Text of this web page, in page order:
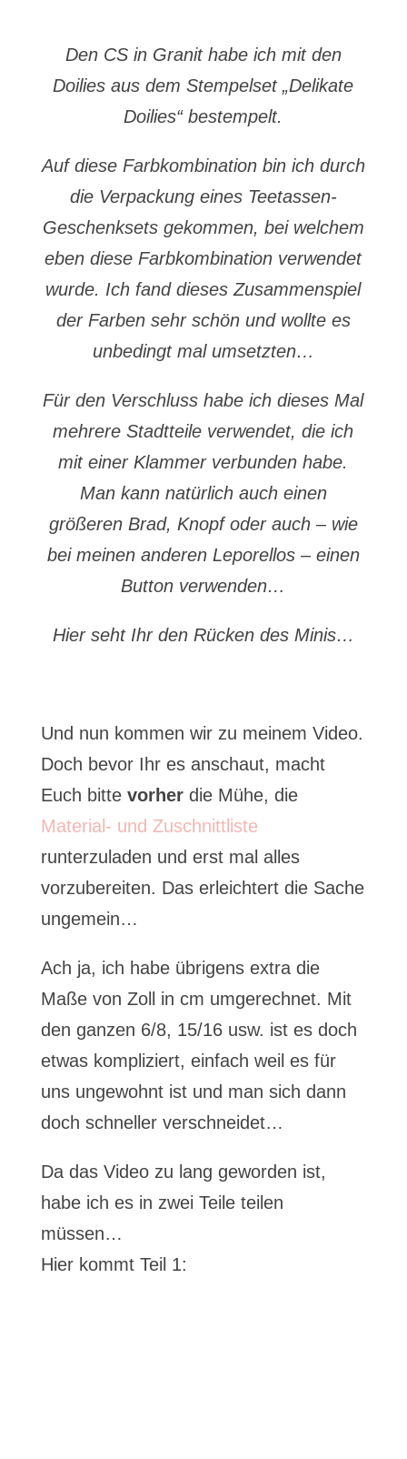
Den CS in Granit habe ich mit den
Doilies aus dem Stempelset „Delikate
Doilies“ bestempelt.
Auf diese Farbkombination bin ich durch
die Verpackung eines Teetassen-
Geschenksets gekommen, bei welchem
eben diese Farbkombination verwendet
wurde. Ich fand dieses Zusammenspiel
der Farben sehr schön und wollte es
unbedingt mal umsetzten…
Für den Verschluss habe ich dieses Mal
mehrere Stadtteile verwendet, die ich
mit einer Klammer verbunden habe.
Man kann natürlich auch einen
größeren Brad, Knopf oder auch – wie
bei meinen anderen Leporellos – einen
Button verwenden…
Hier seht Ihr den Rücken des Minis…
Und nun kommen wir zu meinem Video.
Doch bevor Ihr es anschaut, macht
Euch bitte vorherdie Mühe, die
Material- und Zuschnittliste
runterzuladen und erst mal alles
vorzubereiten. Das erleichtert die Sache
ungemein…
Ach ja, ich habe übrigens extra die
Maße von Zoll in cm umgerechnet. Mit
den ganzen 6/8, 15/16 usw. ist es doch
etwas kompliziert, einfach weil es für
uns ungewohnt ist und man sich dann
doch schneller verschneidet…
Da das Video zu lang geworden ist,
habe ich es in zwei Teile teilen
müssen…
Hier kommt Teil 1: